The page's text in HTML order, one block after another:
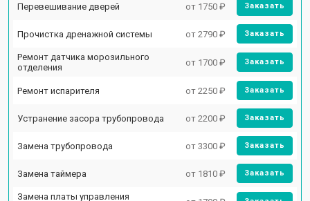
Перевешивание дверей от 1750 ₽ Заказать
Прочистка дренажной системы от 2790 ₽ Заказать
Ремонт датчика морозильного
отделения
от 1700 ₽ Заказать
Ремонт испарителя от 2250 ₽ Заказать
Устранение засора трубопровода от 2200 ₽ Заказать
Замена трубопровода от 3300 ₽ Заказать
Замена таймера от 1810 ₽ Заказать
Замена платы управления